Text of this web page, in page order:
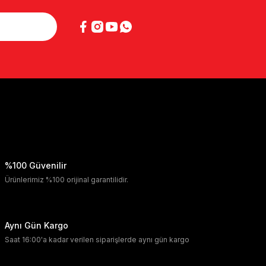
%100 Güvenilir
Ürünlerimiz %100 orijinal garantilidir.
Aynı Gün Kargo
Saat 16:00'a kadar verilen siparişlerde aynı gün kargo